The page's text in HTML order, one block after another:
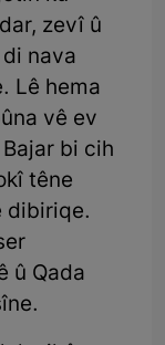
zevî û
nava
Lê hema
vê ev
bi cih
têne
dibiriqe.
û Qada